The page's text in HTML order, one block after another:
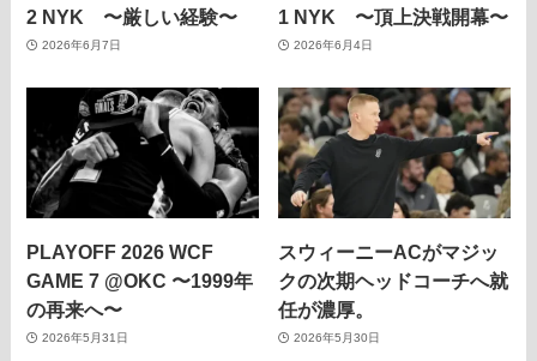
2 NYK 〜厳しい経験〜
2026年6月7日
1 NYK 〜頂上決戦開幕〜
2026年6月4日
PLAYOFF 2026 WCF
GAME 7 @OKC 〜1999年
の再来へ〜
2026年5月31日
スウィーニーACがマジッ
クの次期ヘッドコーチへ就
任が濃厚。
2026年5月30日